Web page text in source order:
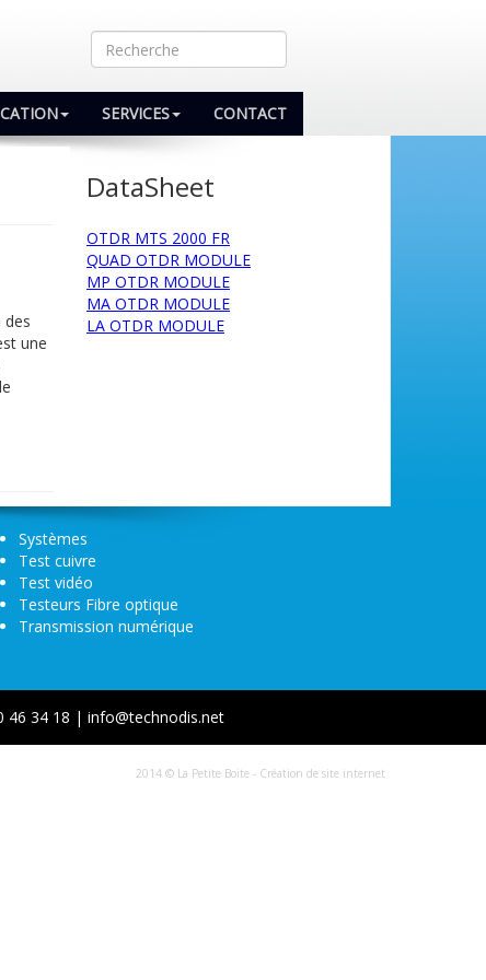
SERVICES CONTACT
des
une
DataSheet
OTDR MTS 2000 FR
QUAD OTDR MODULE
MP OTDR MODULE
MA OTDR MODULE
LA OTDR MODULE
Systèmes
Test cuivre
Test vidéo
Testeurs Fibre optique
Transmission numérique
46 34 18 | info@technodis.net
2014 © La Petite Boite - Création de site internet